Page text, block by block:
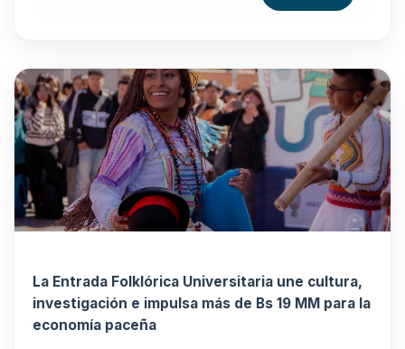
La Entrada Folklórica Universitaria une cultura,
investigación e impulsa más de Bs 19 MM para la
economía paceña